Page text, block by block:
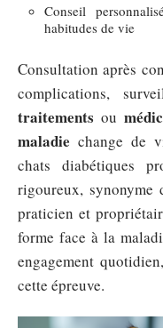
Conseil
habitudes de vie
Consultation après
complications,
traitements ou
maladie change de
chats diabétiques
rigoureux,
praticien et
forme face à la
engagement
cette épreuve.